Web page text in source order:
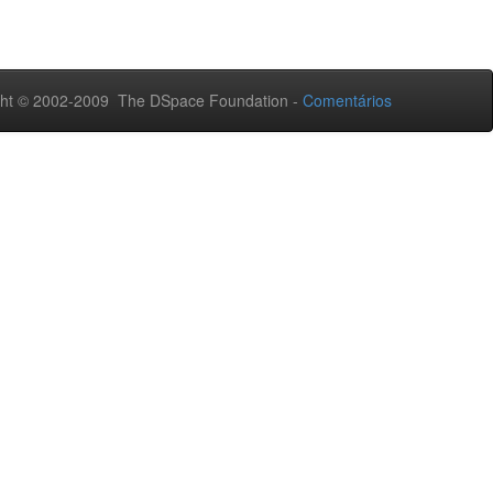
© 2002-2009 The DSpace Foundation - Comentários